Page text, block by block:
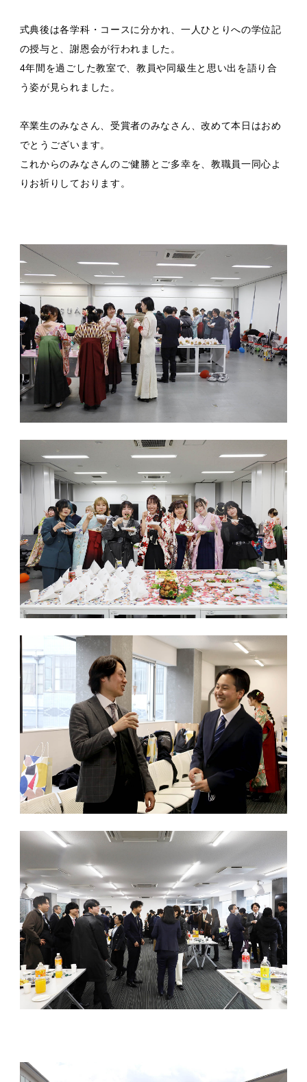
式典後は各学科・コースに分かれ、一人ひとりへの学位記
の授与と、謝恩会が行われました。
4年間を過ごした教室で、教員や同級生と思い出を語り合
う姿が見られました。
卒業生のみなさん、受賞者のみなさん、改めて本日はおめ
でとうございます。
これからのみなさんのご健勝とご多幸を、教職員一同心よ
りお祈りしております。